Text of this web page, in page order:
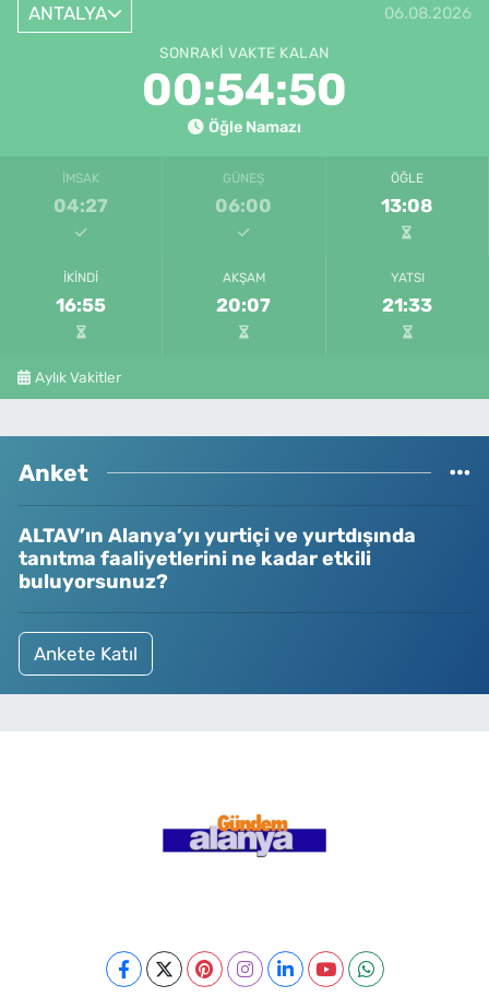
ANTALYA 06.08.2026
SONRAKI VAKTE KALAN
00:54:50
Öğle Namazı
İMSAK
04:27
GÜNEŞ
06:00
ÖĞLE
13:08
İKINDI
16:55
AKŞAM
20:07
YATSI
21:33
Aylık Vakitler
Anket
ALTAV’ın Alanya’yı yurtiçi ve yurtdışında
tanıtma faaliyetlerini ne kadar etkili
buluyorsunuz?
Ankete Katıl